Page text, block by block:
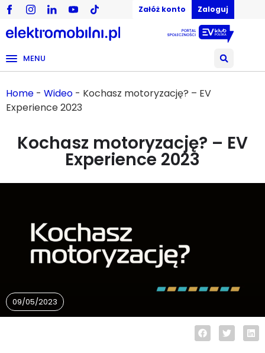
Załóż konto Zaloguj
MENU
Home - Wideo - Kochasz motoryzację? – EV
Experience 2023
Kochasz motoryzację? – EV
Experience 2023
09/05/2023